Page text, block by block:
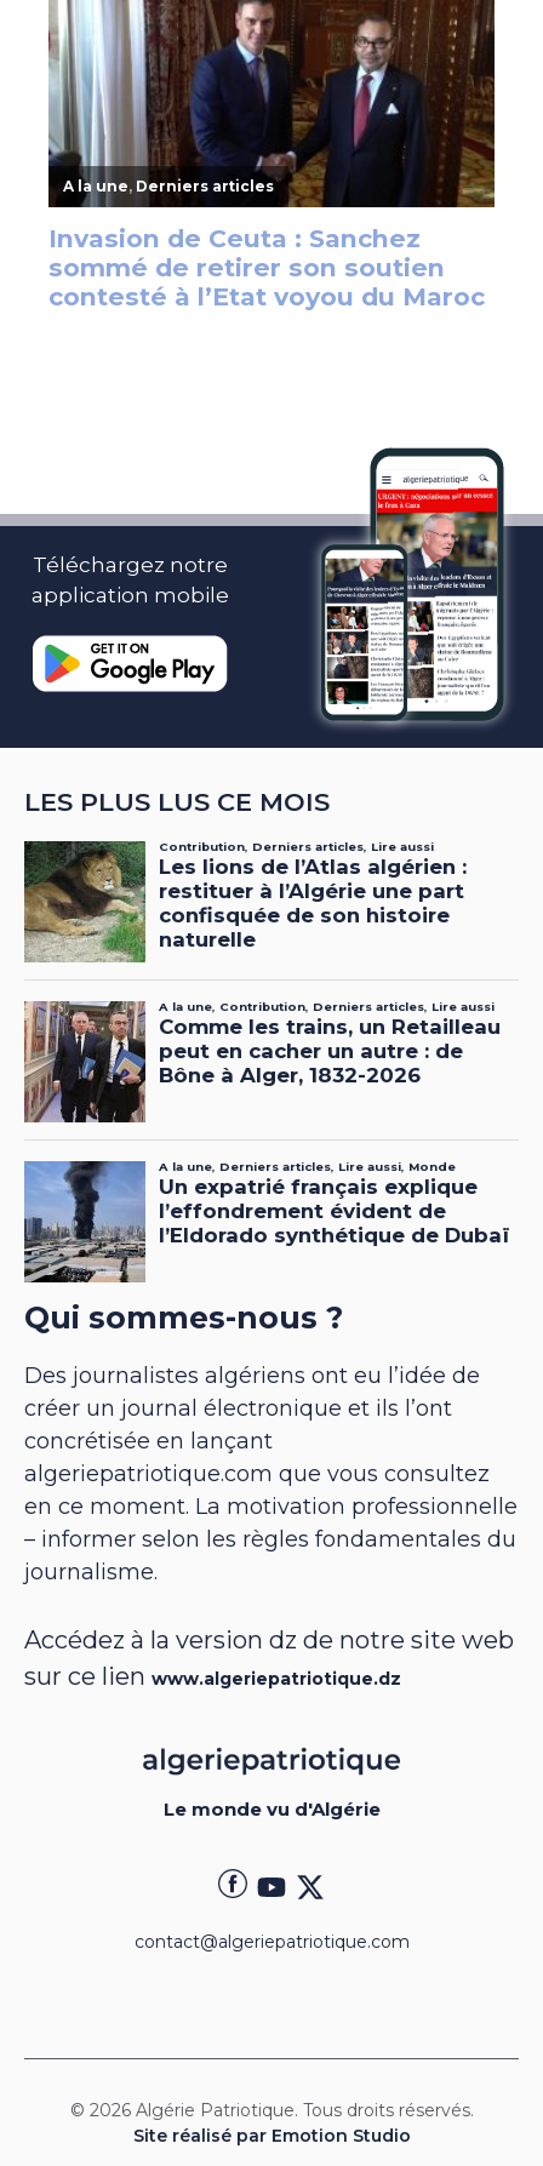
Téléchargez notre
application mobile
LES PLUS LUS CE MOIS
Qui sommes-nous ?
Des journalistes algériens ont eu l’idée de
créer un journal électronique et ils l’ont
concrétisée en lançant
algeriepatriotique.com que vous consultez
en ce moment. La motivation professionnelle
– informer selon les règles fondamentales du
journalisme.
Accédez à la version dz de notre site web
sur ce lien www.algeriepatriotique.dz
Le monde vu d'Algérie
contact@algeriepatriotique.com
© 2026 Algérie Patriotique. Tous droits réservés.
Site réalisé par Emotion Studio